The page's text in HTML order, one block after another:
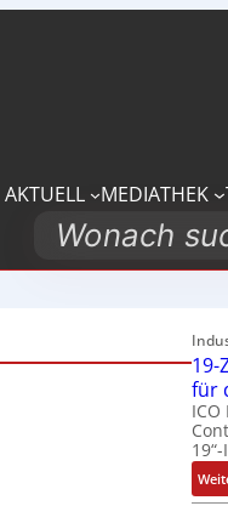
AKTUELL MEDIATHEK
Search
19-
für